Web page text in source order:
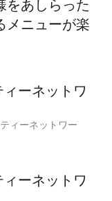
をあしらった
メニューが楽
ィーネットワー